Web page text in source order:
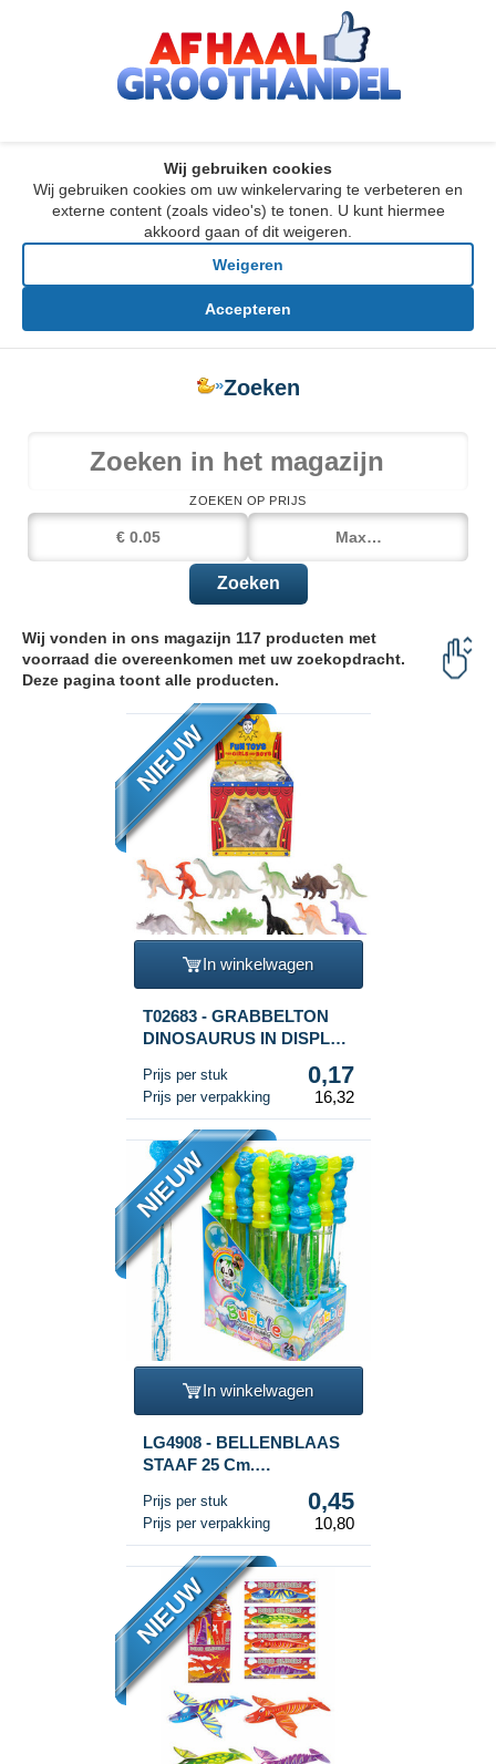
Wij gebruiken cookies
Wij gebruiken cookies om uw winkelervaring te verbeteren en
externe content (zoals video's) te tonen. U kunt hiermee
akkoord gaan of dit weigeren.
Weigeren
Accepteren
»Zoeken
ZOEKEN OP PRIJS
Zoeken
Wij vonden in ons magazijn 117 producten met
voorraad die overeenkomen met uw zoekopdracht.
Deze pagina toont alle producten.
NIEUW
In winkelwagen
T02683 - GRABBELTON
DINOSAURUS IN DISPLAY
Prijs per stuk 0,17
Prijs per verpakking 16,32
NIEUW
In winkelwagen
LG4908 - BELLENBLAAS
STAAF 25 Cm.
(24st.)
Prijs per stuk 0,45
Prijs per verpakking 10,80
NIEUW